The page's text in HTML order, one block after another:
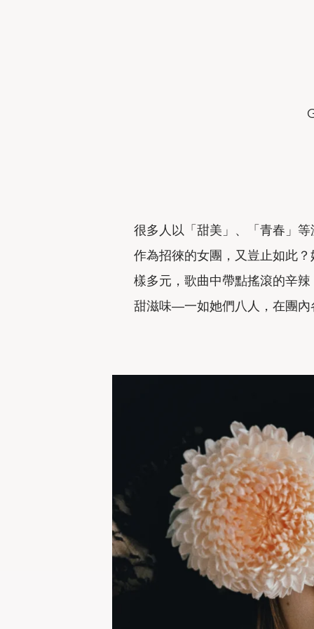
很多人以「甜美」、「青春」
作為招徠的女團，又豈止如此
樣多元，歌曲中帶點搖滾的辛
甜滋味—一如她們八人，在團